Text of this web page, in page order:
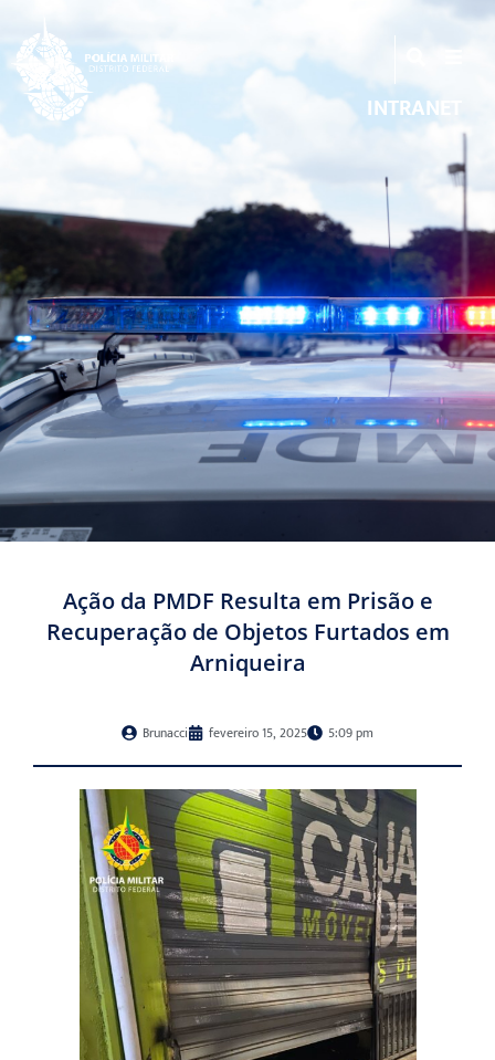
INTRANET
Ação da PMDF Resulta em Prisão e
Recuperação de Objetos Furtados em
Arniqueira
Brunacci fevereiro 15, 2025 5:09 pm